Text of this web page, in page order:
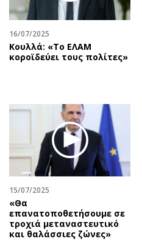
Επιχειρήσεις
Αγορές
Money Review
AstroBank Properties
Περιβάλλον
Κόσμος
Παράξενα
Πολιτισμός
Σινεμά
Θέατρο-Χορός
16/07/2025
Κουλλά: «Το ΕΛΑΜ
κοροϊδεύει τους πολίτες»
15/07/2025
«Θα
επανατοποθετήσουμε σε
τροχιά μεταναστευτικό
και θαλάσσιες ζώνες»